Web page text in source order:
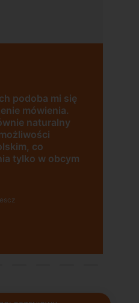
podoba mi się
mówienia.
naturalny
co
tylko w obcym